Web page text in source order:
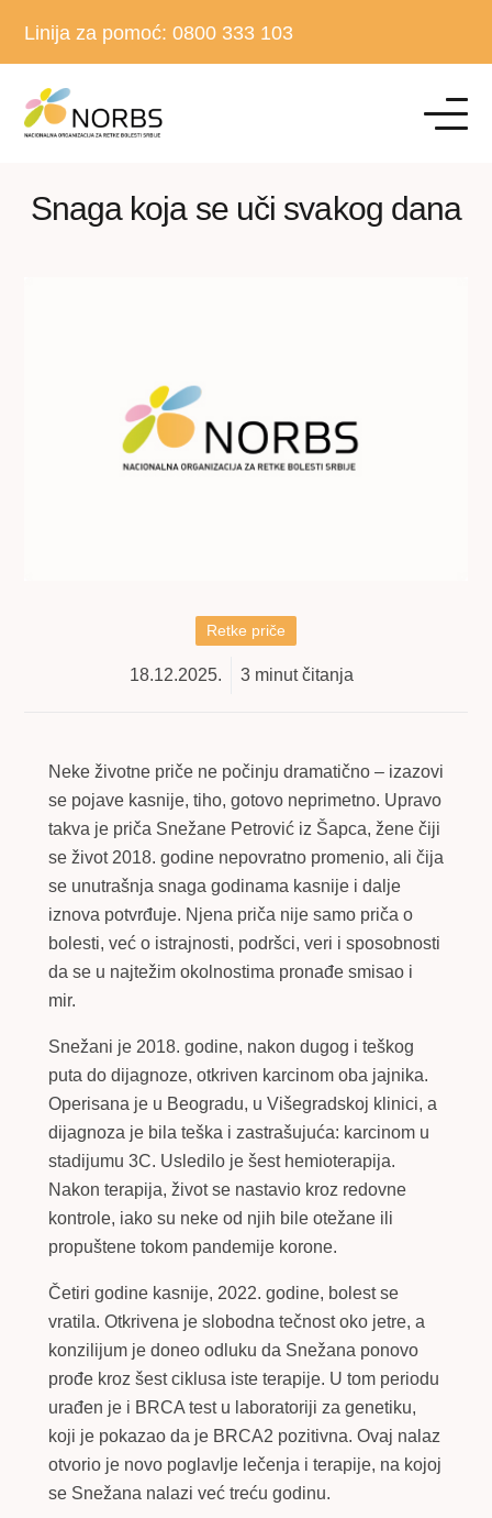
Linija za pomoć: 0800 333 103
Snaga koja se uči svakog dana
Retke priče
18.12.2025. 3 minut čitanja
Neke životne priče ne počinju dramatično – izazovi
se pojave kasnije, tiho, gotovo neprimetno. Upravo
takva je priča Snežane Petrović iz Šapca, žene čiji
se život 2018. godine nepovratno promenio, ali čija
se unutrašnja snaga godinama kasnije i dalje
iznova potvrđuje. Njena priča nije samo priča o
bolesti, već o istrajnosti, podršci, veri i sposobnosti
da se u najtežim okolnostima pronađe smisao i
mir.
Snežani je 2018. godine, nakon dugog i teškog
puta do dijagnoze, otkriven karcinom oba jajnika.
Operisana je u Beogradu, u Višegradskoj klinici, a
dijagnoza je bila teška i zastrašujuća: karcinom u
stadijumu 3C. Usledilo je šest hemioterapija.
Nakon terapija, život se nastavio kroz redovne
kontrole, iako su neke od njih bile otežane ili
propuštene tokom pandemije korone.
Četiri godine kasnije, 2022. godine, bolest se
vratila. Otkrivena je slobodna tečnost oko jetre, a
konzilijum je doneo odluku da Snežana ponovo
prođe kroz šest ciklusa iste terapije. U tom periodu
urađen je i BRCA test u laboratoriji za genetiku,
koji je pokazao da je BRCA2 pozitivna. Ovaj nalaz
otvorio je novo poglavlje lečenja i terapije, na kojoj
se Snežana nalazi već treću godinu.